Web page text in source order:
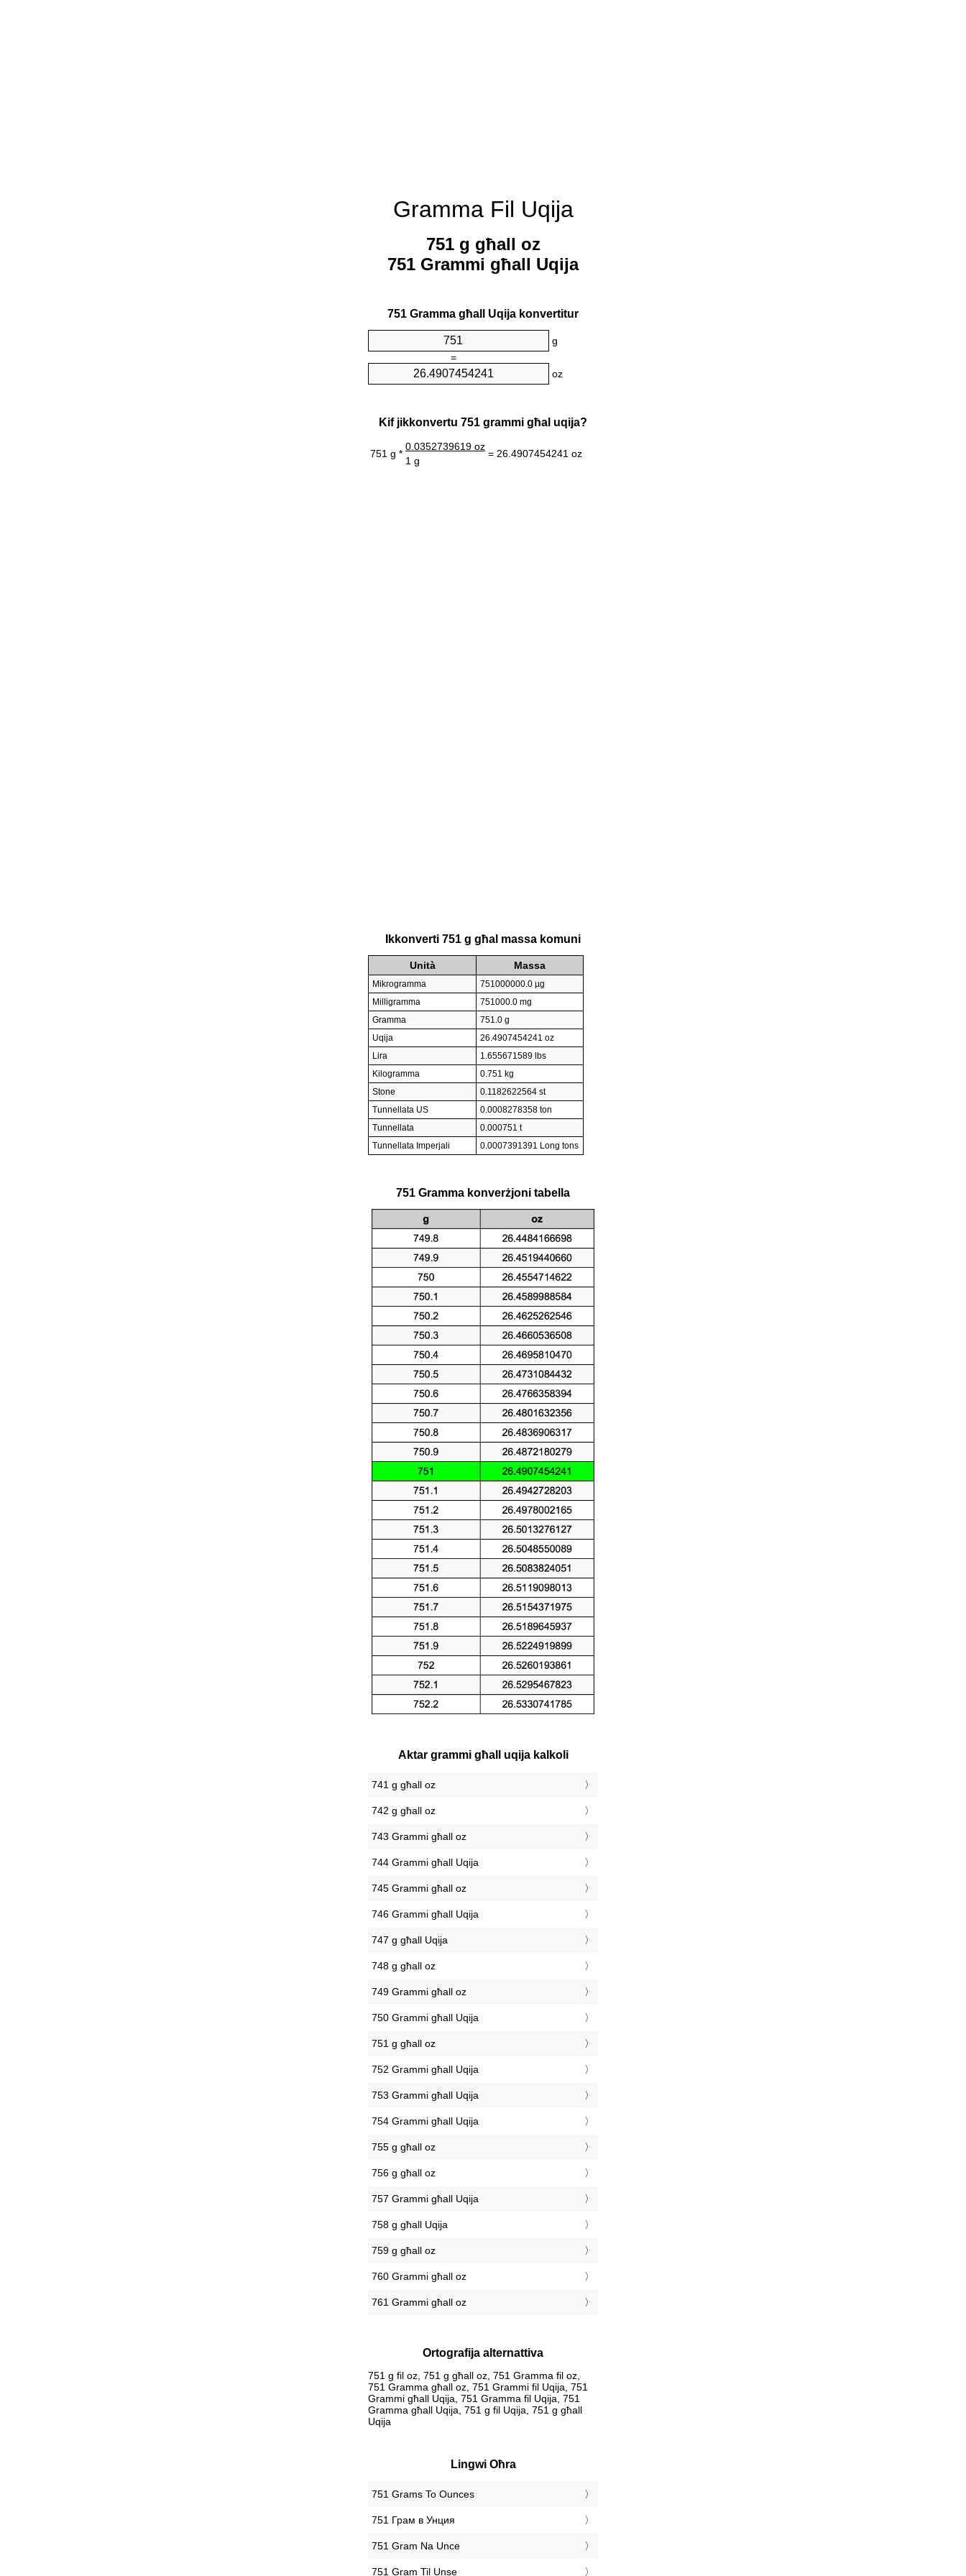
Gramma Fil Uqija
751 g għall oz
751 Grammi għall Uqija
751 Gramma għall Uqija konvertitur
g
=
oz
Kif jikkonvertu 751 grammi għal uqija?
751 g *
0.0352739619 oz
= 26.4907454241 oz
1 g
Ikkonverti 751 g għal massa komuni
Unità Massa
Mikrogramma
751000000.0 µg
Milligramma
751000.0 mg
Gramma
751.0 g
Uqija
26.4907454241 oz
Lira
1.655671589 lbs
Kilogramma
0.751 kg
Stone
0.1182622564 st
Tunnellata US
0.0008278358 ton
Tunnellata
0.000751 t
Tunnellata Imperjali
0.0007391391 Long tons
751 Gramma konverżjoni tabella
Aktar grammi għall uqija kalkoli
741 g għall oz
742 g għall oz
743 Grammi għall oz
744 Grammi għall Uqija
745 Grammi għall oz
746 Grammi għall Uqija
747 g għall Uqija
748 g għall oz
749 Grammi għall oz
750 Grammi għall Uqija
751 g għall oz
752 Grammi għall Uqija
753 Grammi għall Uqija
754 Grammi għall Uqija
755 g għall oz
756 g għall oz
757 Grammi għall Uqija
758 g għall Uqija
759 g għall oz
760 Grammi għall oz
761 Grammi għall oz
Ortografija alternattiva
751 g fil oz, 751 g għall oz, 751 Gramma fil oz,
751 Gramma għall oz, 751 Grammi fil Uqija, 751
Grammi għall Uqija, 751 Gramma fil Uqija, 751
Gramma għall Uqija, 751 g fil Uqija, 751 g għall
Uqija
Lingwi Oħra
‎751 Grams To Ounces
‎751 Грам в Унция
‎751 Gram Na Unce
‎751 Gram Til Unse